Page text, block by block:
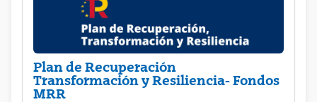
Plan de Recuperación
Transformación y Resiliencia- Fondos
MRR